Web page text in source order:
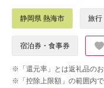
静岡県 熱海市 旅行
宿泊券・食事券
※「還元率」とは返礼品の
※「控除上限額」の範囲内